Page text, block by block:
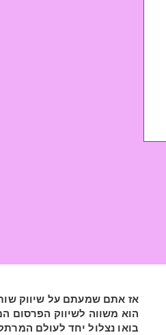
אז אתם שמעתם על שיווק
הוא משווה לשיווק הפרסום
בואו נצלול יחד לעולם המרתק